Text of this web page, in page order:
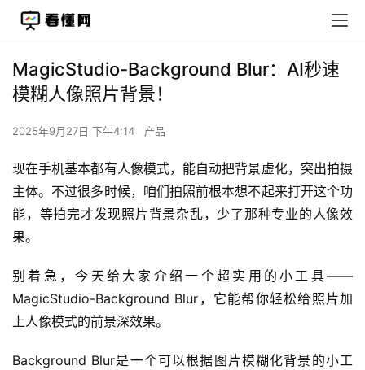
MagicStudio-Background Blur：AI秒速
模糊人像照片背景！
2025年9月27日 下午4:14 产品
现在手机基本都有人像模式，能自动把背景虚化，突出拍摄
主体。不过很多时候，咱们拍照前根本想不起来打开这个功
能，等拍完才发现照片背景杂乱，少了那种专业的人像效
果。
别着急，今天给大家介绍一个超实用的小工具——
MagicStudio-Background Blur，它能帮你轻松给照片加
上人像模式的前景深效果。
Background Blur是一个可以根据图片模糊化背景的小工